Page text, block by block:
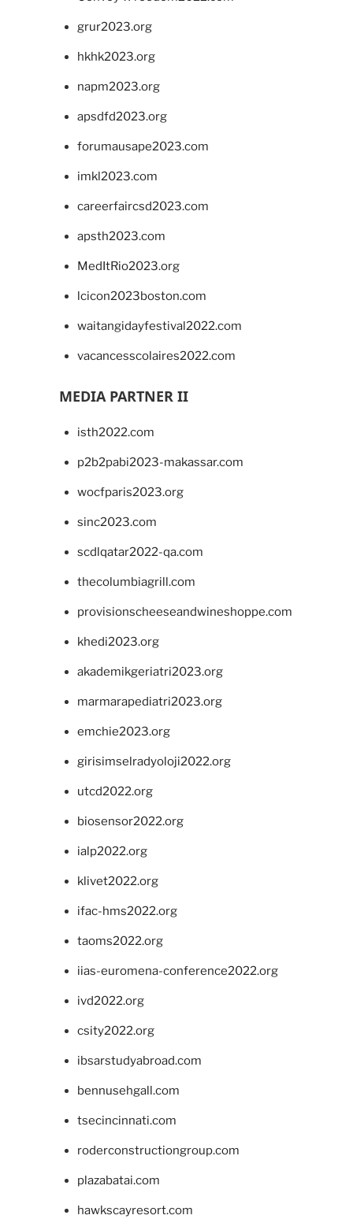
grur2023.org
hkhk2023.org
napm2023.org
apsdfd2023.org
forumausape2023.com
imkl2023.com
careerfaircsd2023.com
apsth2023.com
MedItRio2023.org
lcicon2023boston.com
waitangidayfestival2022.com
vacancesscolaires2022.com
MEDIA PARTNER II
isth2022.com
p2b2pabi2023-makassar.com
wocfparis2023.org
sinc2023.com
scdlqatar2022-qa.com
thecolumbiagrill.com
provisionscheeseandwineshoppe.com
khedi2023.org
akademikgeriatri2023.org
marmarapediatri2023.org
emchie2023.org
girisimselradyoloji2022.org
utcd2022.org
biosensor2022.org
ialp2022.org
klivet2022.org
ifac-hms2022.org
taoms2022.org
iias-euromena-conference2022.org
ivd2022.org
csity2022.org
ibsarstudyabroad.com
bennusehgall.com
tsecincinnati.com
roderconstructiongroup.com
plazabatai.com
hawkscayresort.com